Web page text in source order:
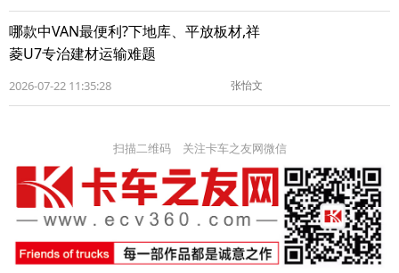
哪款中VAN最便利?下地库、平放板材,祥
菱U7专治建材运输难题
2026-07-22 11:35:28 张怡文
扫描二维码 关注卡车之友网微信